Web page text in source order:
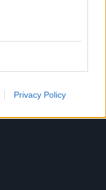
Privacy Policy